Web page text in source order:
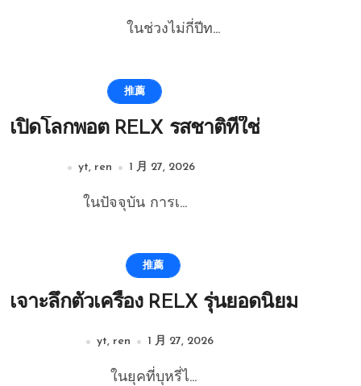
ในช่วงไม่กี่ปีท...
推薦
เปิดโลกพอต RELX รสชาติที่ใช่
yt, ren 1 月 27, 2026
ในปัจจุบัน การเ...
推薦
เจาะลึกตัวเครื่อง RELX รุ่นยอดนิยม
yt, ren 1 月 27, 2026
ในยุคที่บุหรี่ไ...